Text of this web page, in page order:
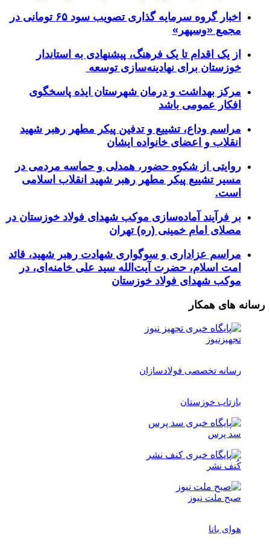
اخبار گروه سرمایه گذاری تصویب سود ۶۵ تومانی در
مجمع «وسپهر»
از یک اقدام تا یک فرهنگ، پیشنهادی به استاندار
خوزستان برای نهادینه‌سازی توسعه
مرکز بهداشت و درمان شهرستان ایذه پاسخگوی
افکار عمومی باشد
مراسم وداع، تشییع و تدفین پیکر مطهر رهبر شهید
انقلاب و اعضای خانواده ایشان
روایتی از شکوه حضور، همدلی و حماسه مردمی در
مسیر تشییع پیکر مطهر رهبر شهید انقلاب اسلامی
است.
بر فرآیند آماده‌سازی موکب شهدای فولاد خوزستان در
مصلای امام خمینی (ره) تهران
مراسم عزاداری و سوگواری شهادت رهبر شهید، قائد
امت اسلام، حضرت آیت‌الله سید علی خامنه‌ای، در
موکب شهدای فولاد خوزستان
رسانه های همکار
تجهیزنیوز
رسانه تخصصی فولادسازان
بازتاب خوزستان
سد پرس
کُنف نشر
صبح ملت نیوز
هوای بانا